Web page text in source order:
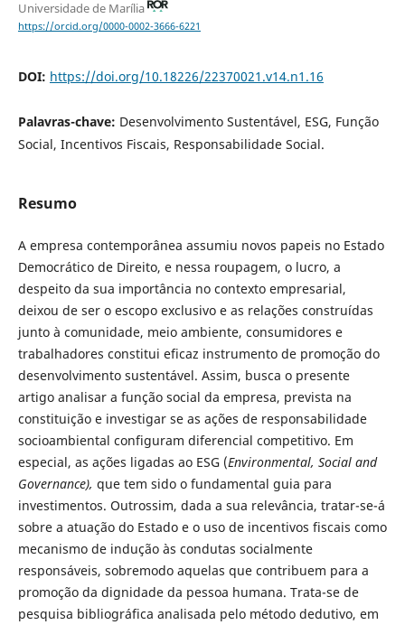
Universidade de Marília
https://orcid.org/0000-0002-3666-6221
DOI: https://doi.org/10.18226/22370021.v14.n1.16
Palavras-chave: Desenvolvimento Sustentável, ESG, Função
Social, Incentivos Fiscais, Responsabilidade Social.
Resumo
A empresa contemporânea assumiu novos papeis no Estado
Democrático de Direito, e nessa roupagem, o lucro, a
despeito da sua importância no contexto empresarial,
deixou de ser o escopo exclusivo e as relações construídas
junto à comunidade, meio ambiente, consumidores e
trabalhadores constitui eficaz instrumento de promoção do
desenvolvimento sustentável. Assim, busca o presente
artigo analisar a função social da empresa, prevista na
constituição e investigar se as ações de responsabilidade
socioambiental configuram diferencial competitivo. Em
especial, as ações ligadas ao ESG (Environmental, Social and
Governance), que tem sido o fundamental guia para
investimentos. Outrossim, dada a sua relevância, tratar-se-á
sobre a atuação do Estado e o uso de incentivos fiscais como
mecanismo de indução às condutas socialmente
responsáveis, sobremodo aquelas que contribuem para a
promoção da dignidade da pessoa humana. Trata-se de
pesquisa bibliográfica analisada pelo método dedutivo, em